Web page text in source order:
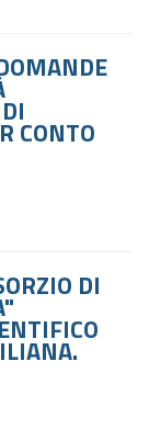
CONTO
DI